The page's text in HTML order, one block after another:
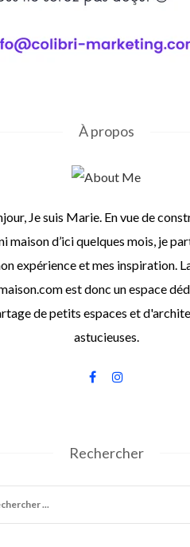
À propos
Je suis Marie. En vue de
maison d’ici quelques mois, je
expérience et mes inspiration.
est donc un espace
de petits espaces et
astucieuses.
Rechercher